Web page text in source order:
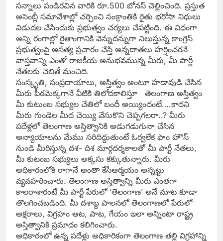
సన్నాలు పండిరచిన వారికి రూ.500 బోనస్ చెల్లించింది. ప్రస్తుత
అసెంబ్లీ సమావేశాల్లో చర్చించి సంక్రాంతికి రైతు భరోసా నిధులు
విడుదల చేసేందుకు ప్రభుత్వం చర్యలు చేపట్టింది. ఈ విధంగా
అన్ని రంగాల్లో రైతాంగానికి వెన్నుదన్నుగా నిలుస్తున్న కాంగ్రెస్
ప్రభుత్వంపై అసత్య ప్రచారం చేస్తే అన్నదాతలు హర్షించరనే
వాస్తవాన్ని ఎంతో రాజకీయ అనుభవమున్న మీరు, మీ పార్టీ
నేతలకు చెబితే మంచిది.
సంస్కృతి, సంప్రదాయాలు, అస్తిత్వం అంటూ హడావుడి చేసిన
మీరు పీఠమెక్కగానే వీటికి తిలోదకాలిస్తూ తెలంగాణ అస్తిత్వం
మీ కుటుంబ సభ్యుల చేతిలో బందీ అయ్యిందంటే….కాదని
మీరు గుండెల మీద చెయ్యి వేసుకొని చెప్పగలరా..? మీరు
పదేళ్లలో తెలంగాణ అస్తిత్వానికి అడుగడుగునా చేసిన
అన్యాయాలను మేము సరిదిద్దుతుంటే ఓర్వలేక ఫాం హౌస్
నుండి మీరిస్తున్న దశ- దిశ మార్గదర్శకాలతో మీ పార్టీ నేతలు,
మీ కుటంబ సభ్యులు అక్కసు కక్కుతున్నారు. మీరు
అధికారంలోకి రాగానే అంతా కేసీఆర్మయం అన్నట్టు
వ్యవహరించారు. తెలంగాణ అస్తిత్వాన్ని మీరు ఎంతగా
కాలరాశారంటే మీ పార్టీ పేరులో ‘తెలంగాణ’ అనే మాట కూడా
తొలగించబడింది. మీ దశాబ్ద పాలనలో తెలంగాణలో పేరులో
అక్షరాలు, విగ్రహం ఆట, పాట, గేయం ఇలా అన్నింటా రాష్ట్ర
అస్తిత్వానికి ప్రమాదం కలిగించారు.
అధికారంలో ఉన్న పదేళ్లు అధికారికంగా తెలంగాణ తల్లి విగ్రహాన్ని